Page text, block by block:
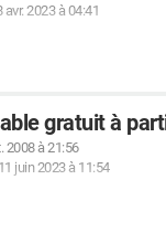
avr. 2023 à 04:41
gratuit à
2008 à 21:56
11 juin 2023 à 11:54